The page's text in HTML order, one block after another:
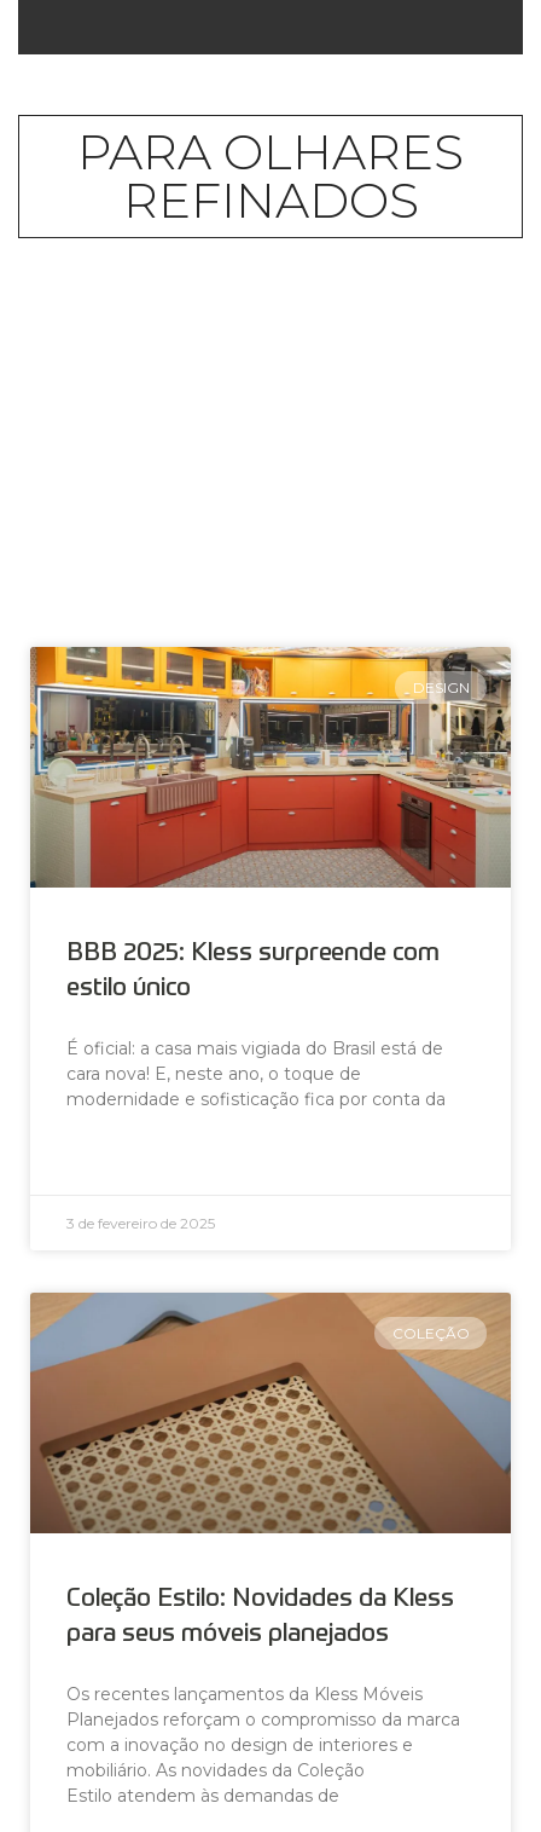
PARA OLHARES
REFINADOS
DESIGN
BBB 2025: Kless surpreende com
estilo único
É oficial: a casa mais vigiada do Brasil está de
cara nova! E, neste ano, o toque de
modernidade e sofisticação fica por conta da
3 de fevereiro de 2025
COLEÇÃO
Coleção Estilo: Novidades da Kless
para seus móveis planejados
Os recentes lançamentos da Kless Móveis
Planejados reforçam o compromisso da marca
com a inovação no design de interiores e
mobiliário. As novidades da Coleção
Estilo atendem às demandas de